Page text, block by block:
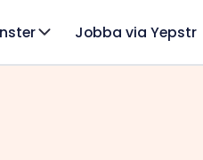
Jobba via Yepstr